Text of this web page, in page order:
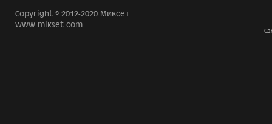
Copyright © 2012-2020 Миксет
www.mikset.com